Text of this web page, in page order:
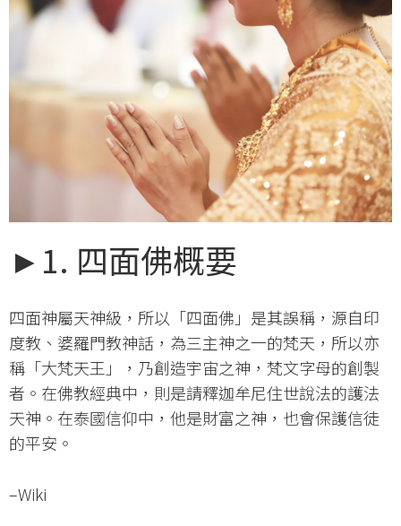
►1. 四面佛概要
四面神屬天神級，所以「四面佛」是其誤稱，源自印
度教、婆羅門教神話，為三主神之一的梵天，所以亦
稱「大梵天王」，乃創造宇宙之神，梵文字母的創製
者。在佛教經典中，則是請釋迦牟尼住世說法的護法
天神。在泰國信仰中，他是財富之神，也會保護信徒
的平安。
–Wiki